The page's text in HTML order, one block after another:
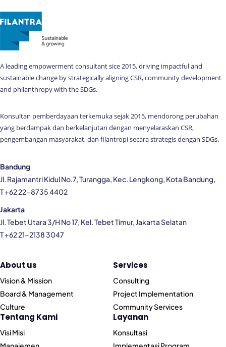
A leading empowerment consultant sice 2015, driving impactful and
sustainable change by strategically aligning CSR, community development
and philanthropy with the SDGs.
Konsultan pemberdayaan terkemuka sejak 2015, mendorong perubahan
yang berdampak dan berkelanjutan dengan menyelaraskan CSR,
pengembangan masyarakat, dan filantropi secara strategis dengan SDGs.
Bandung
Jl. Rajamantri Kidul No.7, Turangga, Kec. Lengkong, Kota Bandung,
T +62 22-8735 4402
Jakarta
Jl. Tebet Utara 3/H No 17, Kel. Tebet Timur, Jakarta Selatan
T +62 21-2138 3047
About us
Vision & Mission
Board & Management
Culture
Tentang Kami
Visi Misi
Services
Consulting
Project Implementation
Community Services
Layanan
Konsultasi